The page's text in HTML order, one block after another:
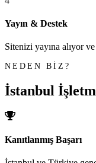
Yayın & Destek
Sitenizi yayına alıyor
NEDEN BİZ?
İstanbul
Kanıtlanmış Başarı